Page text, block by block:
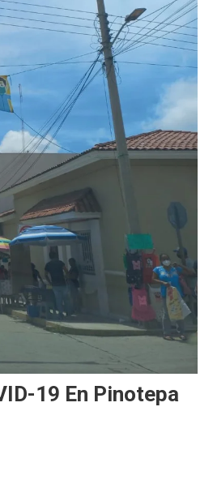
19 En Pinotepa